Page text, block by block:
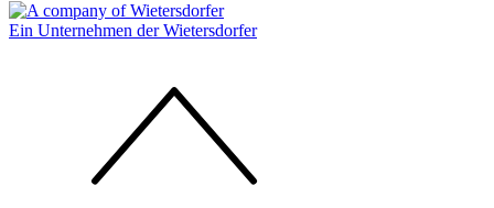
Ein Unternehmen der Wietersdorfer